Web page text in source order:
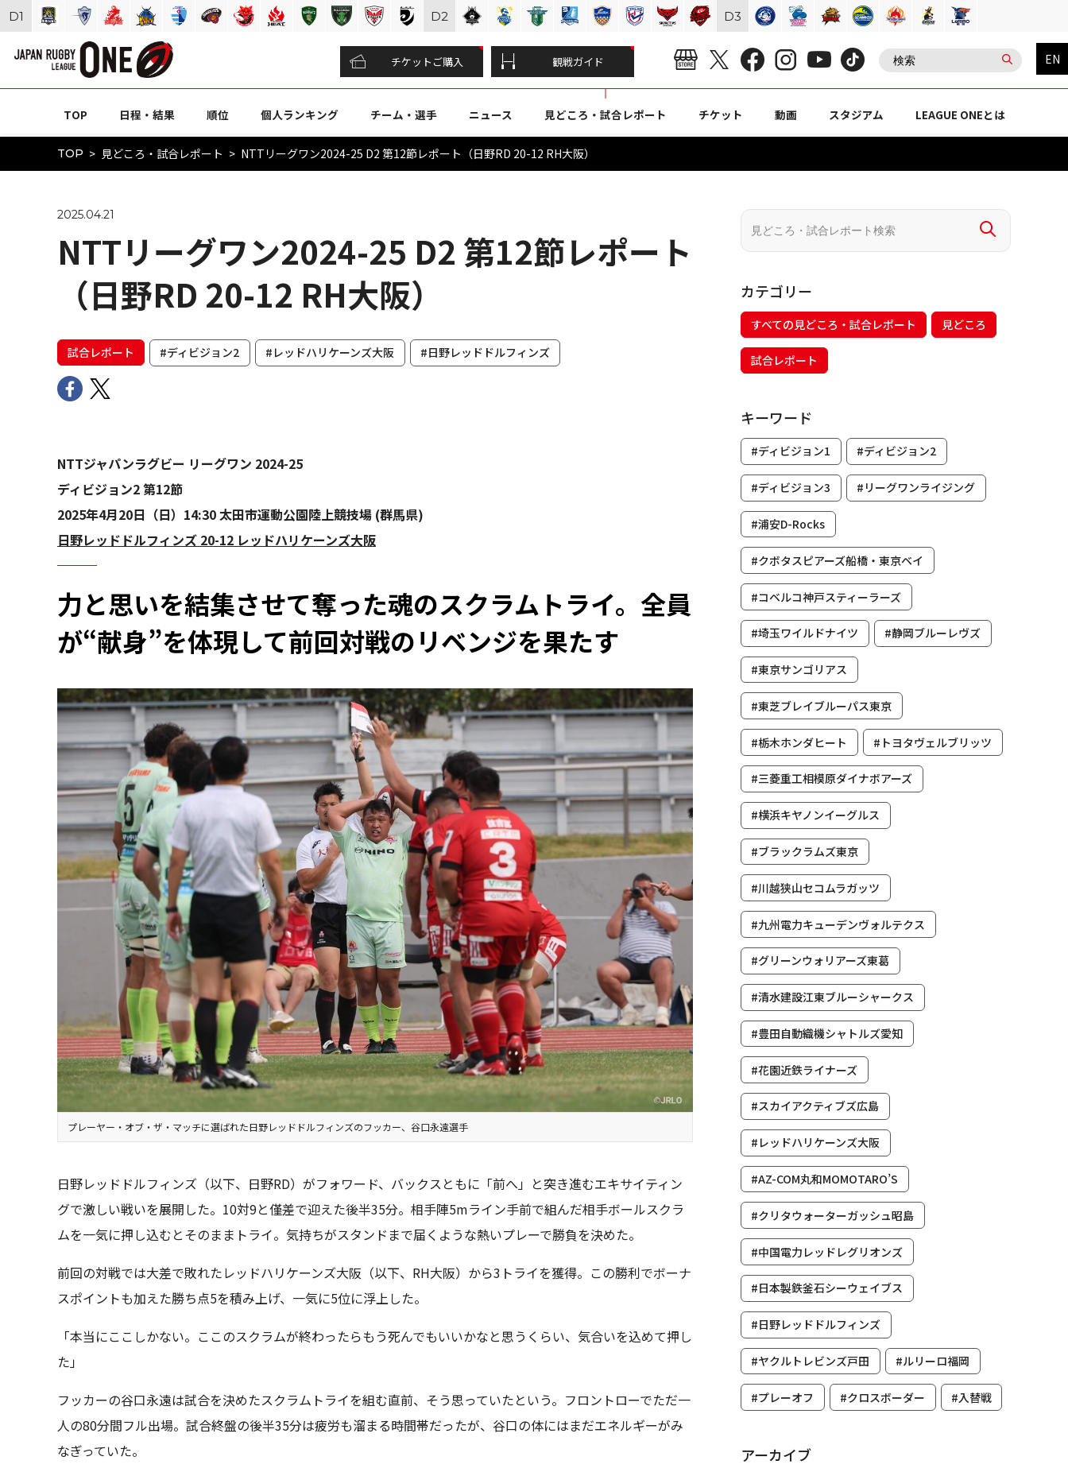
チケットご購入 観戦ガイド EN
TOP 日程・結果 順位 個人ランキング チーム・選手 ニュース 見どころ・試合レポート チケット 動画 スタジアム LEAGUE ONEとは
TOP 見どころ・試合レポート NTTリーグワン2024-25 D2 第12節レポート（日野RD 20-12 RH大阪）
2025.04.21
NTTリーグワン2024-25 D2 第12節レポート
（日野RD 20-12 RH大阪）
試合レポート #ディビジョン2 #レッドハリケーンズ大阪 #日野レッドドルフィンズ
NTTジャパンラグビー リーグワン 2024-25
ディビジョン2 第12節
2025年4月20日（日）14:30 太田市運動公園陸上競技場 (群馬県)
日野レッドドルフィンズ 20-12 レッドハリケーンズ大阪
力と思いを結集させて奪った魂のスクラムトライ。全員
が“献身”を体現して前回対戦のリベンジを果たす
プレーヤー・オブ・ザ・マッチに選ばれた日野レッドドルフィンズのフッカー、谷口永遠選手
日野レッドドルフィンズ（以下、日野RD）がフォワード、バックスともに「前へ」と突き進むエキサイティン
グで激しい戦いを展開した。10対9と僅差で迎えた後半35分。相手陣5mライン手前で組んだ相手ボールスクラ
ムを一気に押し込むとそのままトライ。気持ちがスタンドまで届くような熱いプレーで勝負を決めた。
前回の対戦では大差で敗れたレッドハリケーンズ大阪（以下、RH大阪）から3トライを獲得。この勝利でボーナ
スポイントも加えた勝ち点5を積み上げ、一気に5位に浮上した。
「本当にここしかない。ここのスクラムが終わったらもう死んでもいいかなと思うくらい、気合いを込めて押し
た」
フッカーの谷口永遠は試合を決めたスクラムトライを組む直前、そう思っていたという。フロントローでただ一
人の80分間フル出場。試合終盤の後半35分は疲労も溜まる時間帯だったが、谷口の体にはまだエネルギーがみ
なぎっていた。
カテゴリー
すべての見どころ・試合レポート 見どころ
試合レポート
キーワード
#ディビジョン1 #ディビジョン2
#ディビジョン3 #リーグワンライジング
#浦安D-Rocks
#クボタスピアーズ船橋・東京ベイ
#コベルコ神戸スティーラーズ
#埼玉ワイルドナイツ #静岡ブルーレヴズ
#東京サンゴリアス
#東芝ブレイブルーパス東京
#栃木ホンダヒート #トヨタヴェルブリッツ
#三菱重工相模原ダイナボアーズ
#横浜キヤノンイーグルス
#ブラックラムズ東京
#川越狭山セコムラガッツ
#九州電力キューデンヴォルテクス
#グリーンウォリアーズ東葛
#清水建設江東ブルーシャークス
#豊田自動織機シャトルズ愛知
#花園近鉄ライナーズ
#スカイアクティブズ広島
#レッドハリケーンズ大阪
#AZ-COM丸和MOMOTARO’S
#クリタウォーターガッシュ昭島
#中国電力レッドレグリオンズ
#日本製鉄釜石シーウェイブス
#日野レッドドルフィンズ
#ヤクルトレビンズ戸田 #ルリーロ福岡
#プレーオフ #クロスボーダー #入替戦
アーカイブ
D1 D2 D3